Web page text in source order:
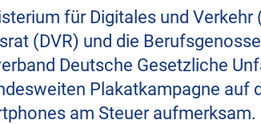
für Digitales und Verkehr
(DVR) und die
Deutsche Gesetzliche
Plakatkampagne auf
am Steuer